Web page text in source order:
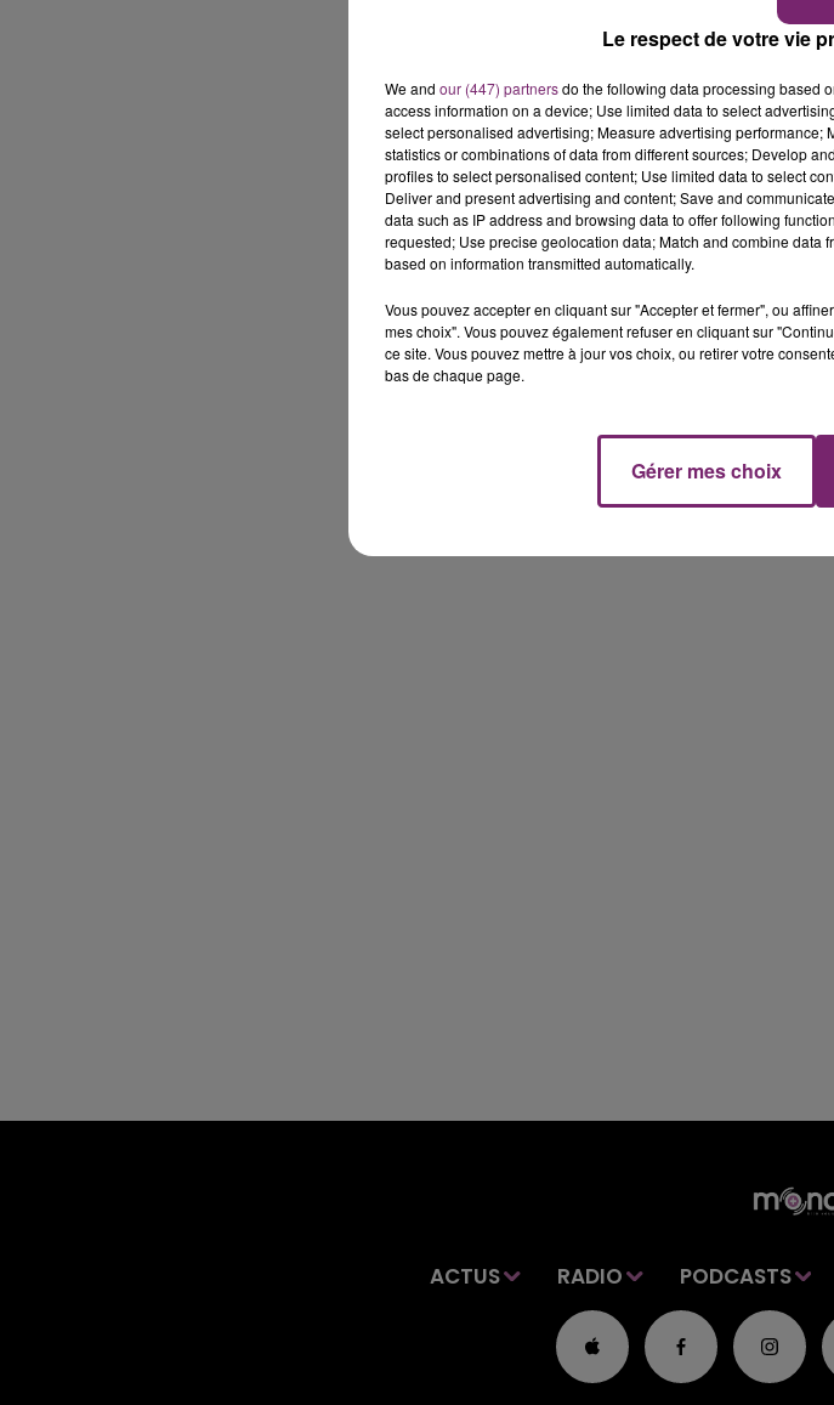
ACTUS RADIO PODCASTS
Le respect de votre vie
We and our (447) partnersdo the following data processing based
access information on a device; Use limited data to select
select personalised advertising; Measure advertising
statistics or combinations of data from different sources; Develop
profiles to select personalised content; Use limited data to select
Deliver and present advertising and content; Save and
data such as IP address and browsing data to offer following
requested; Use precise geolocation data; Match and combine data
based on information transmitted automatically.
Vous pouvez accepter en cliquant sur "Accepter et fermer", ou
mes choix". Vous pouvez également refuser en cliquant sur
ce site. Vous pouvez mettre à jour vos choix, ou retirer votre
bas de chaque page.
Gérer mes choix